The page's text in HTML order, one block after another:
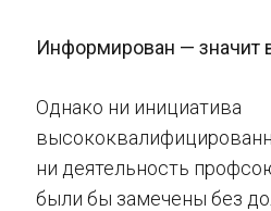
Информирован — значит
Однако ни инициатива
ни деятельность
были бы замечены без